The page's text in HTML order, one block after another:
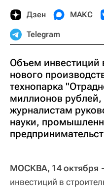
Дзен МАКС
Telegram
Объем инвестиций
нового
технопарка
миллионов
журналистам
науки,
МОСКВА, 14 октября
инвестиций в